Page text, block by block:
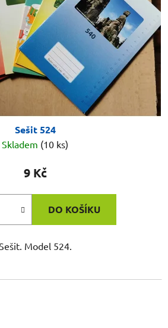
Sešit 524
Skladem (10 ks)
9 Kč
DO KOŠÍKU
Model 524.